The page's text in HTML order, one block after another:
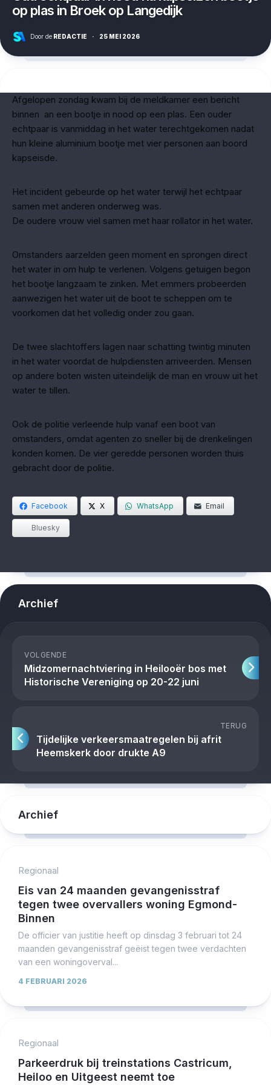
op plas in Broek op Langedijk
Door de REDACTIE · 25 MEI 2026
Afgelopen zondag kwam bij de meldkamer een bericht
binnen an een bootje in nood op een plas. Een ouder
echtpaar is vanmiddag in het water terechtgekomen nadat
hun kleine aluminium bootje met vier personen aan boord
kapseisde.
Het incident gebeurde op het water terwijl het echtpaar
samen met anderen onderweg was.
De oudere vrouw viel samen met haar rollator in het water.
Omstanders aarzelden geen moment en sprongen direct
het water in om hulp te verlenen. Volgens getuigen begon
het bootje langzaam te zinken. Met emmers probeerden
aanwezigen het water uit de boot te scheppen om te
voorkomen dat het volledig onder zou gaan.
De twee slachtoffers lagen naar schatting twintig minuten
in het water voordat de hulpdiensten arriveerden. Mensen
op andere boten wisten uiteindelijk de man en vrouw uit het
water te tillen.
Ook de politie verleende hulp vanaf een boot van
omstanders, omdat agenten zo sneller bij de drenkelingen
konden komen. De vier geredde personen worden thuis
gebracht door de politie.
Facebook X WhatsApp Email
Bluesky
Archief
VOLGENDE
Midzomernachtviering in Heilooër bos met
Historische Vereniging op 20-22 juni
TERUG
Tijdelijke verkeersmaatregelen bij afrit
Heemskerk door drukte A9
Archief
Regionaal
Eis van 24 maanden gevangenisstraf
tegen twee overvallers woning Egmond-
Binnen
De officier van justitie heeft op dinsdag 3 februari tot 24
maanden gevangenisstraf geëist tegen twee verdachten
van een woningoverval...
4 FEBRUARI 2026
Regionaal
Parkeerdruk bij treinstations Castricum,
Heiloo en Uitgeest neemt toe